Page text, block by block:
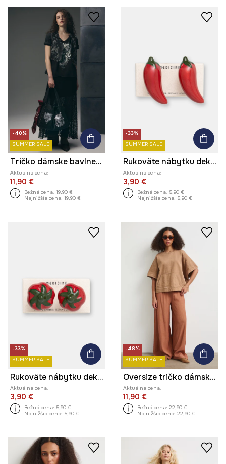
-40%
SUMMER SALE
Tričko dámske bavlnené s potlačou z kolekcie Tattoo Art by Mattia Provezza
Aktuálna cena:
11,90 €
Bežná cena: 19,90 €
Najnižšia cena: 19,90 €
-33%
SUMMER SALE
Rukoväte nábytku dekoratívne vyrobené z porcelánu
Aktuálna cena:
3,90 €
Bežná cena: 5,90 €
Najnižšia cena: 5,90 €
-33%
SUMMER SALE
Rukoväte nábytku dekoratívne vyrobené z porcelánu
Aktuálna cena:
3,90 €
Bežná cena: 5,90 €
Najnižšia cena: 5,90 €
-48%
SUMMER SALE
Oversize tričko dámske bavlnené hladké
Aktuálna cena:
11,90 €
Bežná cena: 22,90 €
Najnižšia cena: 22,90 €